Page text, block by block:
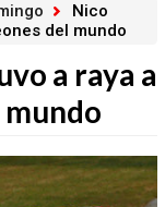
Nico
del mundo
a raya a
mundo